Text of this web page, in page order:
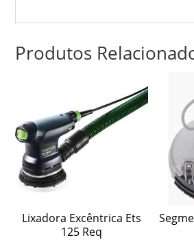
Produtos
Lixadora Excêntrica Ets
125 Req